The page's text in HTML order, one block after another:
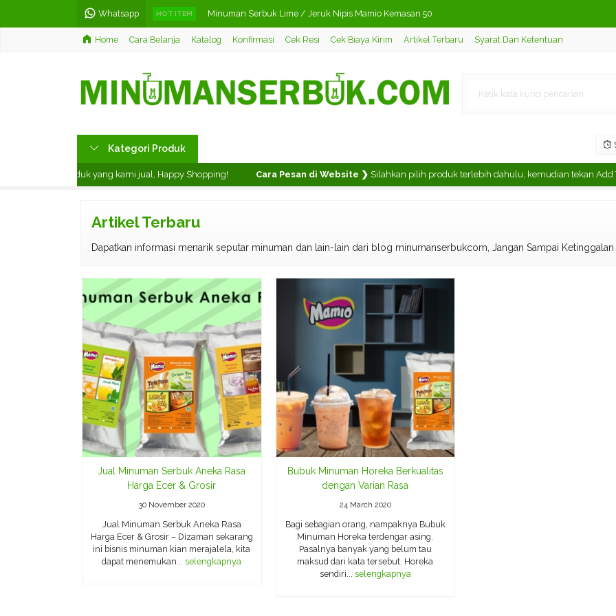
Whatsapp HOT ITEM Minuman Serbuk Lime / Jeruk Nipis Mamio Kemasan 50
Minuman Serbuk Taro Mamio Kemasan 500 gram
Lemon Tea Bubuk Mamio Isi 30 Sachet
Teh Celup Rasa Pandan Tigatopi
Home Cara Belanja Katalog Konfirmasi Cek Resi Cek Biaya Kirim Artikel Terbaru Syarat Dan Ketentuan
Kategori Produk
menikmati produk yang kami jual, Happy Shopping! Cara Pesan di Website ❯ Silahkan pilih produk terlebih dahulu, kemudian tekan Add
Artikel Terbaru
Dapatkan informasi menarik seputar minuman dan lain-lain dari blog minumanserbukcom, Jangan Sampai Ketinggalan
Jual Minuman Serbuk Aneka Rasa
Harga Ecer & Grosir
30 November 2020
Jual Minuman Serbuk Aneka Rasa
Harga Ecer & Grosir – Dizaman sekarang
ini bisnis minuman kian merajalela, kita
dapat menemukan...selengkapnya
Bubuk Minuman Horeka Berkualitas
dengan Varian Rasa
24 March 2020
Bagi sebagian orang, nampaknya Bubuk
Minuman Horeka terdengar asing.
Pasalnya banyak yang belum tau
maksud dari kata tersebut. Horeka
sendiri... selengkapnya